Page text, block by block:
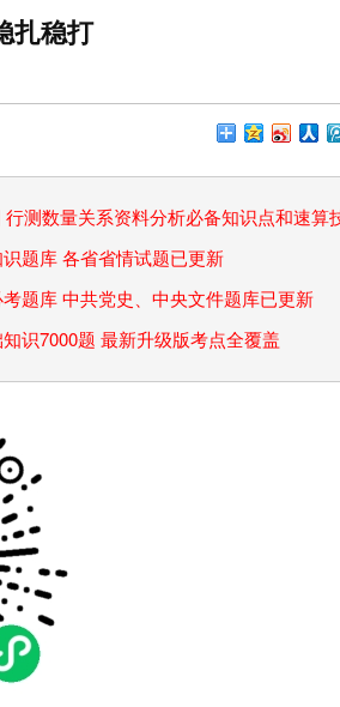
扎稳打
测数量关系资料分析必备知识点和速算
题库 各省省情试题已更新
题库 中共党史、中央文件题库已更新
识7000题 最新升级版考点全覆盖